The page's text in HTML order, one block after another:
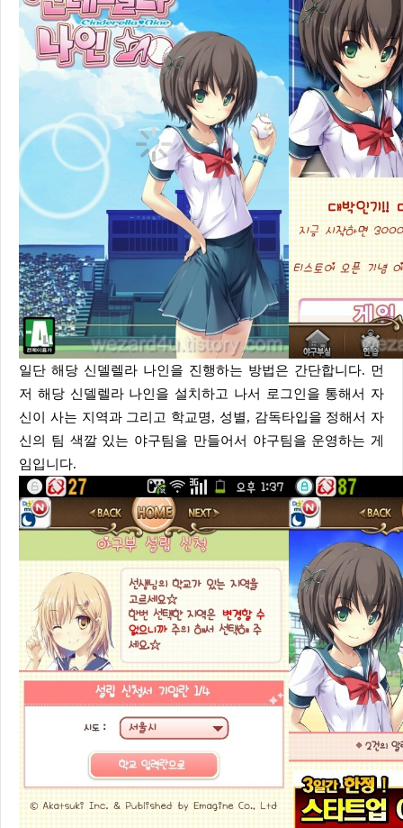
일단 해당 신델렐라 나인을 진행하는 방법은 간단합니다. 먼
저 해당 신델렐라 나인을 설치하고 나서 로그인을 통해서 자
신이 사는 지역과 그리고 학교명, 성별, 감독타입을 정해서 자
신의 팀 색깔 있는 야구팀을 만들어서 야구팀을 운영하는 게
임입니다.